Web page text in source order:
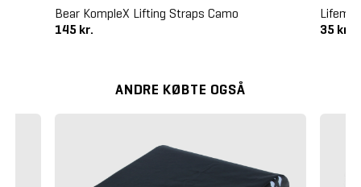
Bear KompleX Lifting Straps Camo
145 kr.
35 kr.
ANDRE KØBTE OGSÅ